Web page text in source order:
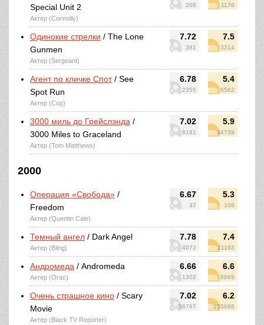
208 1176
Special Unit 2
Актер (Connolly)
7.72
381
7.5
3214
Одинокие стрелки / The Lone
Gunmen
Актер (Sergeant)
6.78
2355
5.4
6562
Агент по кличке Спот/ See
Spot Run
Актер (Cop)
7.02
6181
5.9
34739
3000 миль до Грейслэнда /
3000 Miles to Graceland
Актер (Tom Matthews)
2000
6.67
37
5.3
108
Операция «Свобода» /
Freedom
Актер (Quentin Cale)
7.78
4072
7.4
21193
Темный ангел / Dark Angel
Актер (Bling)
6.66
1302
6.6
6865
Андромеда / Andromeda
Актер (Orac)
7.02
56797
6.2
155686
Очень страшное кино / Scary
Movie
Актер (Black TV Reporter)